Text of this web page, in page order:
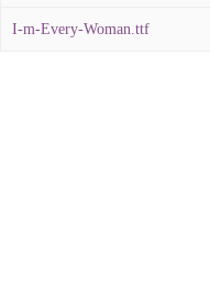
I-m-Every-Woman.ttf